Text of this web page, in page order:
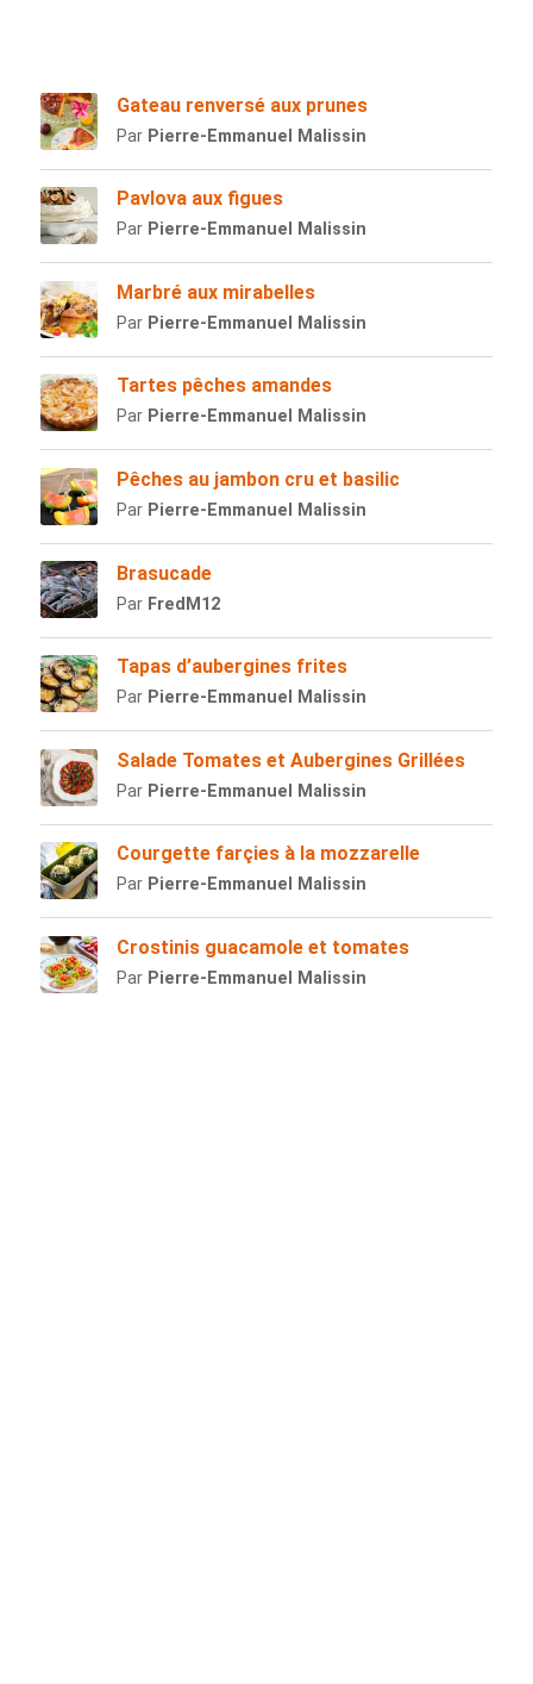
Gateau renversé aux prunes
Par Pierre-Emmanuel Malissin
Pavlova aux figues
Par Pierre-Emmanuel Malissin
Marbré aux mirabelles
Par Pierre-Emmanuel Malissin
Tartes pêches amandes
Par Pierre-Emmanuel Malissin
Pêches au jambon cru et basilic
Par Pierre-Emmanuel Malissin
Brasucade
Par FredM12
Tapas d’aubergines frites
Par Pierre-Emmanuel Malissin
Salade Tomates et Aubergines Grillées
Par Pierre-Emmanuel Malissin
Courgette farçies à la mozzarelle
Par Pierre-Emmanuel Malissin
Crostinis guacamole et tomates
Par Pierre-Emmanuel Malissin